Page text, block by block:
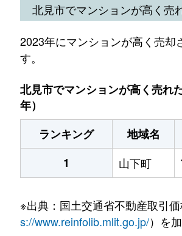
北見市でマンションが高く売
2023年にマンションが高く売却
す。
北見市でマンションが高く売れ
年）
ランキング
地域名
1
山下町
※出典：国土交通省不動産取引
s://www.reinfolib.mlit.go.jp/）を